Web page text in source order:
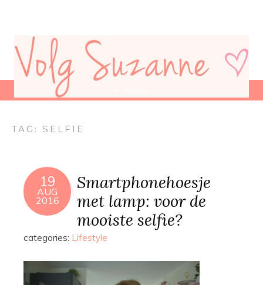
TAG: SELFIE
19
AUG
2016
Smartphonehoesje
met lamp: voor de
mooiste selfie?
categories: Lifestyle